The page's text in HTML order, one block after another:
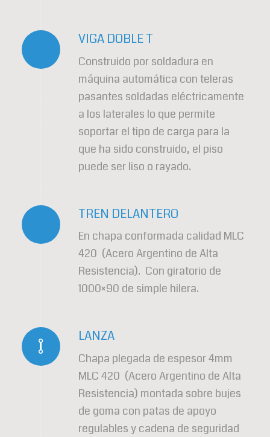
VIGA DOBLE T
Construido por soldadura en
máquina automática con teleras
pasantes soldadas eléctricamente
a los laterales lo que permite
soportar el tipo de carga para la
que ha sido construido, el piso
puede ser liso o rayado.
TREN DELANTERO
En chapa conformada calidad MLC
420 (Acero Argentino de Alta
Resistencia). Con giratorio de
1000×90 de simple hilera.
LANZA
Chapa plegada de espesor 4mm
MLC 420 (Acero Argentino de Alta
Resistencia) montada sobre bujes
de goma con patas de apoyo
regulables y cadena de seguridad